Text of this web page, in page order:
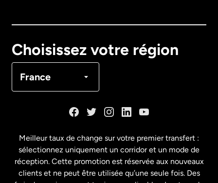
Choisissez votre région
France
Français
États-Unis English
Meilleur taux de change sur votre premier transfert :
sélectionnez uniquement un corridor et un mode de
réception. Cette promotion est réservée aux nouveaux
clients et ne peut être utilisée qu’une seule fois. Des